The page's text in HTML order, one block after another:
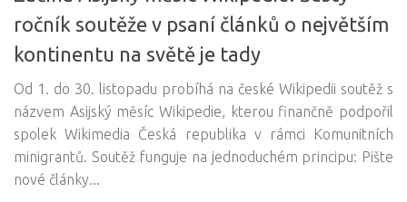
ročník soutěže v psaní článků o největším
kontinentu na světě je tady
Od 1. do 30. listopadu probíhá na české Wikipedii soutěž s
názvem Asijský měsíc Wikipedie, kterou finančně podpořil
spolek Wikimedia Česká republika v rámci Komunitních
minigrantů. Soutěž funguje na jednoduchém principu: Pište
nové články...